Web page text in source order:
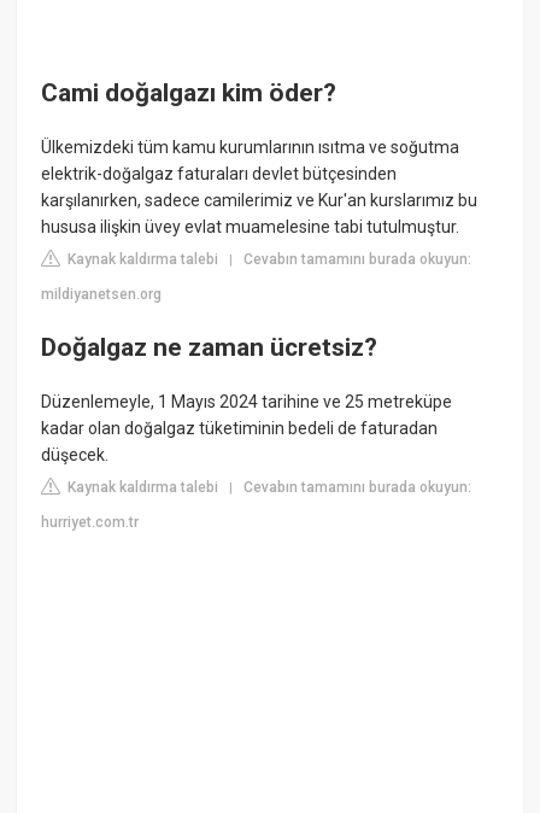
Cami doğalgazı kim öder?
Ülkemizdeki tüm kamu kurumlarının ısıtma ve soğutma
elektrik-doğalgaz faturaları devlet bütçesinden
karşılanırken, sadece camilerimiz ve Kur'an kurslarımız bu
hususa ilişkin üvey evlat muamelesine tabi tutulmuştur.
Kaynak kaldırma talebi |Cevabın tamamını burada okuyun:
mildiyanetsen.org
Doğalgaz ne zaman ücretsiz?
Düzenlemeyle, 1 Mayıs 2024 tarihine ve 25 metreküpe
kadar olan doğalgaz tüketiminin bedeli de faturadan
düşecek.
Kaynak kaldırma talebi |Cevabın tamamını burada okuyun:
hurriyet.com.tr